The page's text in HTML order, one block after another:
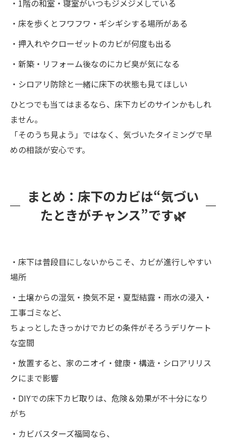
・1階の和室・寝室がいつもジメジメしている
・床を歩くとフワフワ・ギシギシする場所がある
・押入れやクローゼットのカビが何度も出る
・新築・リフォーム後なのにカビ臭が気になる
・シロアリ防除と一緒に床下の状態も見てほしい
ひとつでも当てはまるなら、床下カビのサインかもしれ
ません。
「そのうち見よう」ではなく、気づいたタイミングで早
めの相談が安心です。
まとめ：床下のカビは“気づい
たときがチャンス”です🌿
・床下は普段目にしないからこそ、カビが進行しやすい
場所
・土壌からの湿気・換気不足・夏型結露・雨水の浸入・
工事ゴミなど、
ちょっとしたきっかけでカビの条件がそろうデリケート
な空間
・放置すると、家のニオイ・健康・構造・シロアリリス
クにまで影響
・DIYでの床下カビ取りは、危険＆効果が不十分になり
がち
・カビバスターズ福岡なら、